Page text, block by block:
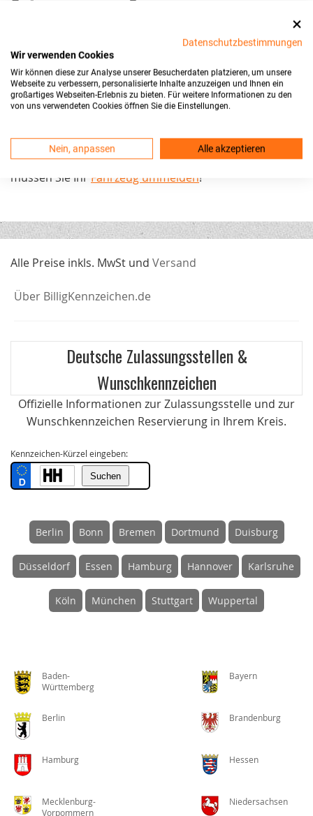
Grundsätzlich muss jedes Kraftfahrzeug und jeder
Anhänger für den Gebrauch im öffentlichen
Straßenverkehr zugelassen sein. Diese Zulassung wird
auch Anmeldung genannt und wird in der zuständigen
Zulassungsbehörde durchgeführt. Dabei wird dem
Kennzeichenkombination zugeteilt.Diese KFZ-
Kennzeichen gibt es!Wichtig: Auch bei einem Umzug
müssen Sie Ihr Fahrzeug ummelden!
Alle Preise inkls. MwSt und Versand
Über BilligKennzeichen.de
Deutsche Zulassungsstellen &
Wunschkennzeichen
Offizielle Informationen zur Zulassungsstelle und zur
Wunschkennzeichen Reservierung in Ihrem Kreis.
Kennzeichen-Kürzel eingeben:
Berlin Bonn Bremen Dortmund Duisburg
Düsseldorf Essen Hamburg Hannover Karlsruhe
Köln München Stuttgart Wuppertal
Baden-
Württemberg
Bayern
Berlin Brandenburg
Hamburg Hessen
Mecklenburg-
Vorpommern
Niedersachsen
Datenschutzbestimmungen
Wir verwenden Cookies
Wir können diese zur Analyse unserer Besucherdaten platzieren, um unsere
Webseite zu verbessern, personalisierte Inhalte anzuzeigen und Ihnen ein
großartiges Webseiten-Erlebnis zu bieten. Für weitere Informationen zu den
von uns verwendeten Cookies öffnen Sie die Einstellungen.
Nein, anpassen Alle akzeptieren